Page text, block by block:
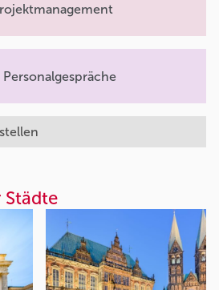
Personalgespräche
Städte